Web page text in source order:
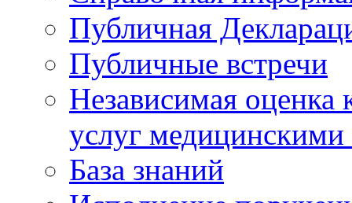
Публичная
Публичные встречи
Независимая оценка
услуг
База знаний